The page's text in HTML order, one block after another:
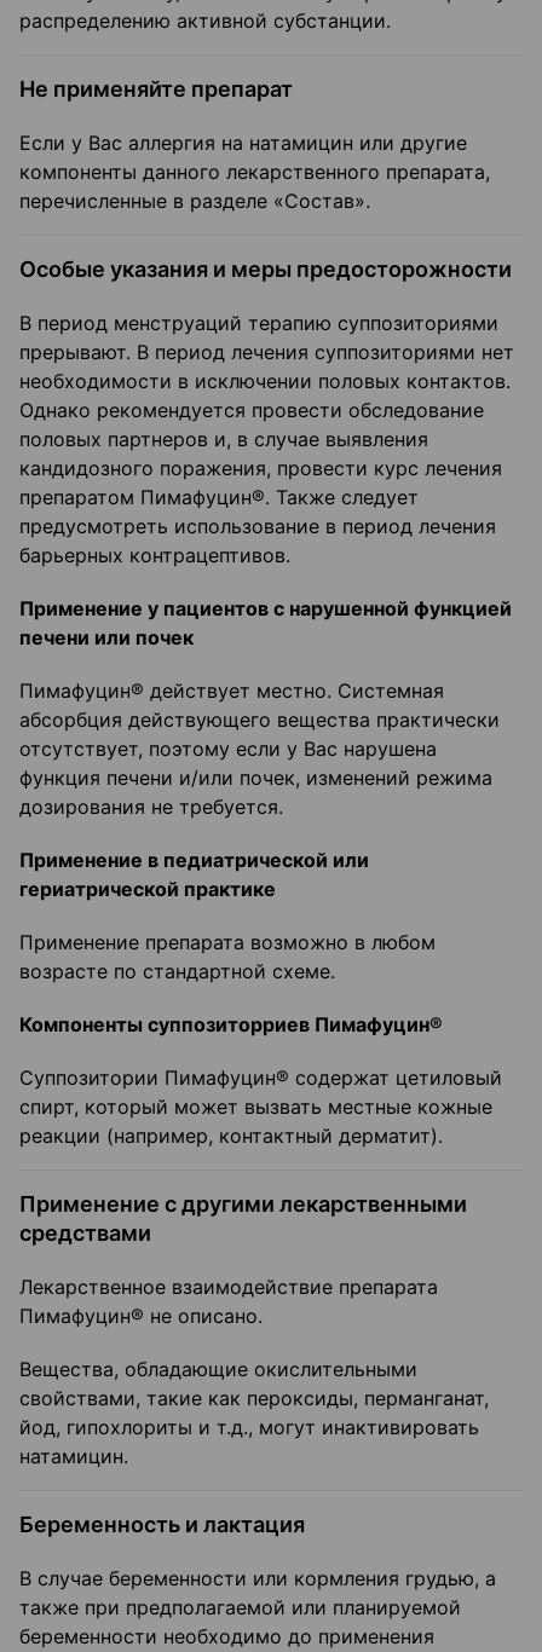
распределению активной субстанции.
Не применяйте препарат
Если у Вас аллергия на натамицин или другие
компоненты данного лекарственного препарата,
перечисленные в разделе «Состав».
Особые указания и меры предосторожности
В период менструаций терапию суппозиториями
прерывают. В период лечения суппозиториями нет
необходимости в исключении половых контактов.
Однако рекомендуется провести обследование
половых партнеров и, в случае выявления
кандидозного поражения, провести курс лечения
препаратом Пимафуцин®. Также следует
предусмотреть использование в период лечения
барьерных контрацептивов.
Применение у пациентов с нарушенной функцией
печени или почек
Пимафуцин® действует местно. Системная
абсорбция действующего вещества практически
отсутствует, поэтому если у Вас нарушена
функция печени и/или почек, изменений режима
дозирования не требуется.
Применение в педиатрической или
гериатрической практике
Применение препарата возможно в любом
возрасте по стандартной схеме.
Компоненты суппозиторриев Пимафуцин®
Суппозитории Пимафуцин® содержат цетиловый
спирт, который может вызвать местные кожные
реакции (например, контактный дерматит).
Применение с другими лекарственными
средствами
Лекарственное взаимодействие препарата
Пимафуцин® не описано.
Вещества, обладающие окислительными
свойствами, такие как пероксиды, перманганат,
йод, гипохлориты и т.д., могут инактивировать
натамицин.
Беременность и лактация
В случае беременности или кормления грудью, а
также при предполагаемой или планируемой
беременности необходимо до применения